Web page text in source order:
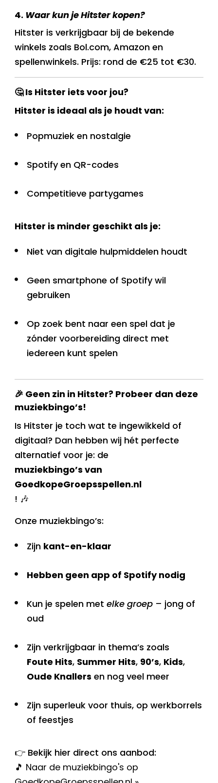
4. Waar kun je Hitster kopen?
Hitster is verkrijgbaar bij de bekende
winkels zoals Bol.com, Amazon en
spellenwinkels. Prijs: rond de €25 tot €30.
🤔 Is Hitster iets voor jou?
Hitster is ideaal als je houdt van:
Popmuziek en nostalgie
Spotify en QR-codes
Competitieve partygames
Hitster is minder geschikt als je:
Niet van digitale hulpmiddelen houdt
Geen smartphone of Spotify wil
gebruiken
Op zoek bent naar een spel dat je
zónder voorbereiding direct met
iedereen kunt spelen
🎉 Geen zin in Hitster? Probeer dan deze
muziekbingo’s!
Is Hitster je toch wat te ingewikkeld of
digitaal? Dan hebben wij hét perfecte
alternatief voor je: de
muziekbingo’s van
GoedkopeGroepsspellen.nl
! 🎶
Onze muziekbingo’s:
Zijn kant-en-klaar
Hebben geen app of Spotify nodig
Kun je spelen met elke groep – jong of
oud
Zijn verkrijgbaar in thema’s zoals
Foute Hits, Summer Hits, 90’s, Kids,
Oude Knallers en nog veel meer
Zijn superleuk voor thuis, op werkborrels
of feestjes
👉 Bekijk hier direct ons aanbod:
🎵 Naar de muziekbingo's op